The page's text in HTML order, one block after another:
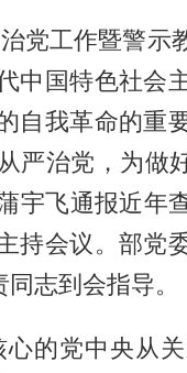
党工作暨警示
中国特色社会
自我革命的重
严治党，为做
宇飞通报近年
持会议。部党
志到会指导。
的党中央从